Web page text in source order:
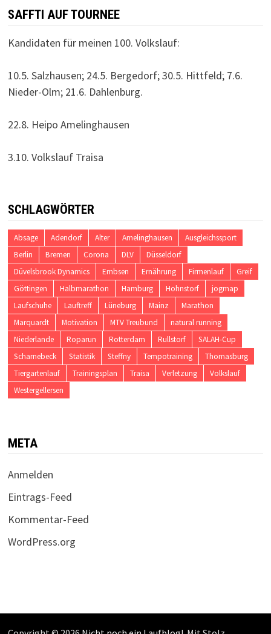
SAFFTI AUF TOURNEE
Kandidaten für meinen 100. Volkslauf:
10.5. Salzhausen; 24.5. Bergedorf; 30.5. Hittfeld; 7.6.
Nieder-Olm; 21.6. Dahlenburg.
22.8. Heipo Amelinghausen
3.10. Volkslauf Traisa
SCHLAGWÖRTER
Absage Adendorf Alter Amelinghausen
Ausgleichssport
Berlin
Bremen Corona DLV
Düsseldorf
Düvelsbrook Dynamics
Embsen Ernährung Firmenlauf
Greif
Göttingen
Halbmarathon Hamburg Hohnstorf
jogmap
Laufschuhe
Lauftreff Lüneburg Mainz
Marathon
Marquardt
Motivation MTV Treubund
natural running
Niederlande
Roparun Rotterdam Rullstorf
SALAH-Cup
Scharnebeck
Statistik Steffny Tempotraining
Thomasburg
Tiergartenlauf
Trainingsplan Traisa Verletzung
Volkslauf
Westergellersen
META
Anmelden
Eintrags-Feed
Kommentar-Feed
WordPress.org